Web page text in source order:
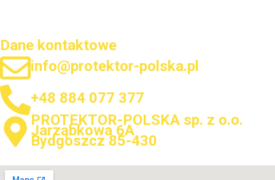
Dane kontaktowe
info@protektor-polska.pl
+48 884 077 377
PROTEKTOR-POLSKA sp. z o.o.
Jarząbkowa 6A
Bydgoszcz 85-430